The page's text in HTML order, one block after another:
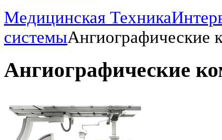
Медицинская Техника
системыАнгиографические
Ангиографические